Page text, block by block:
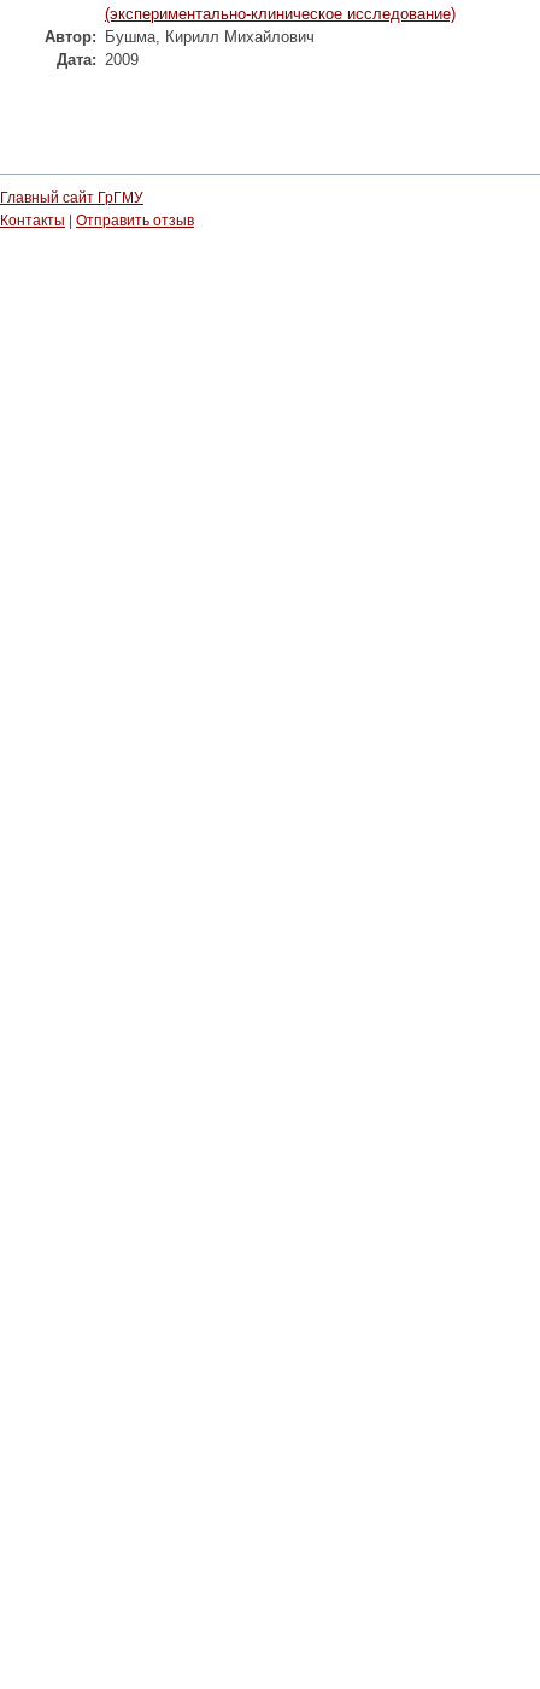
(экспериментально-клиническое исследование)
Автор:
Бушма, Кирилл Михайлович
Дата: 2009
Главный сайт ГрГМУ
Контакты
Отправить отзыв